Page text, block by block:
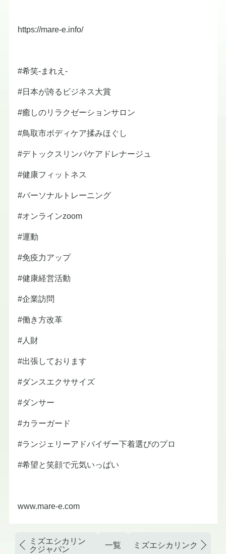
https://mare-e.info/
#希笑-まれえ-
#日本が誇るビジネス大賞
#癒しのリラクゼーションサロン
#鳥取市ボディケア揉みほぐし
#デトックスリンパケアドレナージュ
#健康フィットネス
#パーソナルトレーニング
#オンラインzoom
#運動
#免疫力アップ
#健康経営活動
#企業訪問
#働き方改革
#人財
#出張しております
#ダンスエクササイズ
#ダンサー
#カラーガード
#ランジェリーアドバイザー下着選びのプロ
#希望と笑顔で元気いっぱい
www.mare-e.com
ミズエシカリン
クジャパン
一覧 ミズエシカリンクジャパ